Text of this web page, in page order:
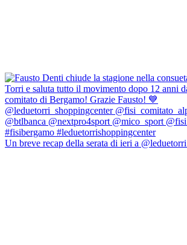
Un breve recap della serata di ieri a @leduetorri_